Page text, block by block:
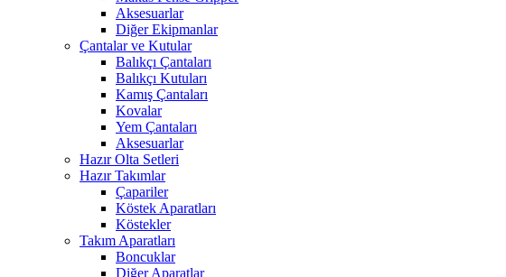
Aksesuarlar
Diğer Ekipmanlar
Çantalar ve Kutular
Balıkçı Çantaları
Balıkçı Kutuları
Kamış Çantaları
Kovalar
Yem Çantaları
Aksesuarlar
Hazır Olta Setleri
Hazır Takımlar
Çapariler
Köstek Aparatları
Köstekler
Takım Aparatları
Boncuklar
Diğer Aparatlar